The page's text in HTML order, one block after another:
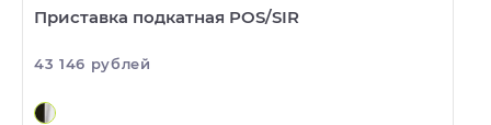
Приставка подкатная POS/SIR
43 146 рублей